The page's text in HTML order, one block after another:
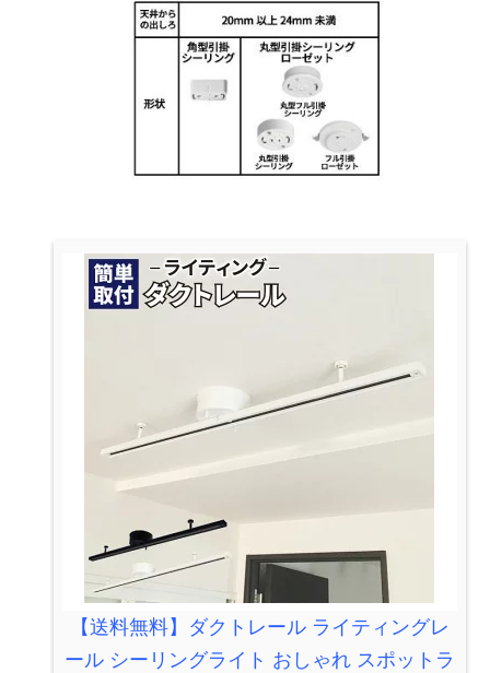
【送料無料】ダクトレール ライティングレ
ール シーリングライト おしゃれ スポットラ